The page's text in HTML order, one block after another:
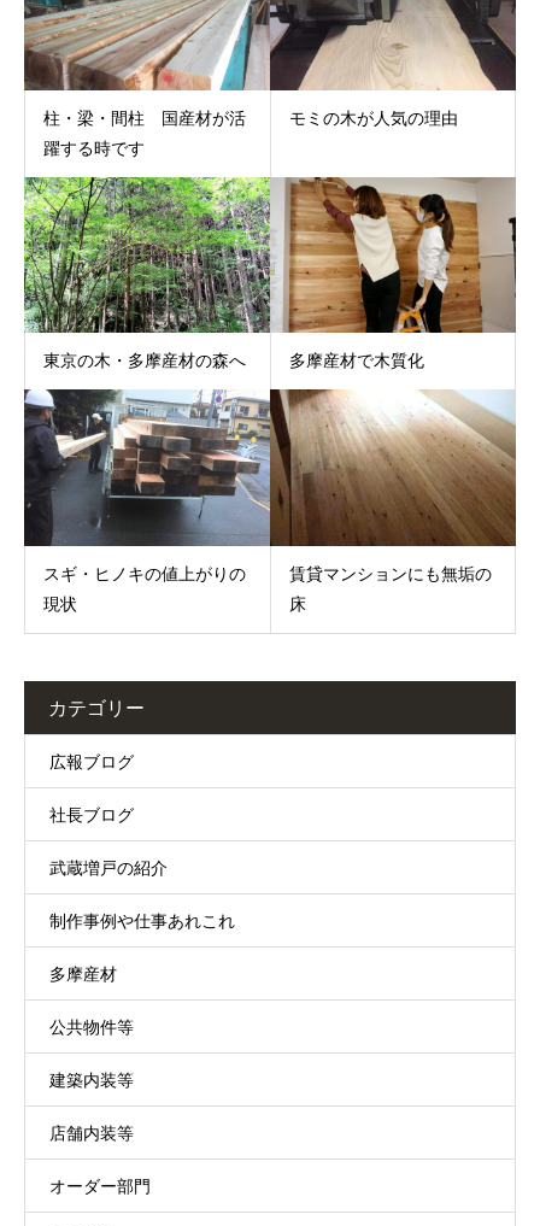
柱・梁・間柱 国産材が活
躍する時です
モミの木が人気の理由
東京の木・多摩産材の森へ 多摩産材で木質化
スギ・ヒノキの値上がりの
現状
賃貸マンションにも無垢の
床
カテゴリー
広報ブログ
社長ブログ
武蔵増戸の紹介
制作事例や仕事あれこれ
多摩産材
公共物件等
建築内装等
店舗内装等
オーダー部門